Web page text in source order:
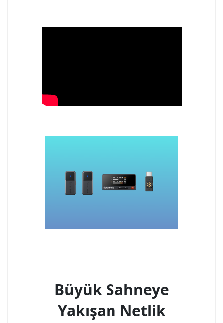
Büyük Sahneye
Yakışan Netlik